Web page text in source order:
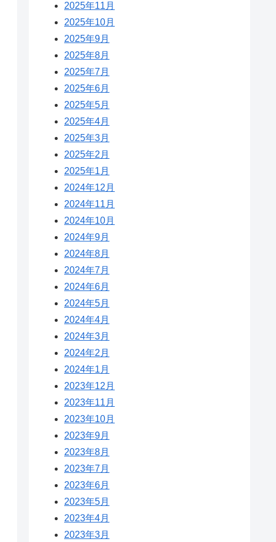
2025年11月
2025年10月
2025年9月
2025年8月
2025年7月
2025年6月
2025年5月
2025年4月
2025年3月
2025年2月
2025年1月
2024年12月
2024年11月
2024年10月
2024年9月
2024年8月
2024年7月
2024年6月
2024年5月
2024年4月
2024年3月
2024年2月
2024年1月
2023年12月
2023年11月
2023年10月
2023年9月
2023年8月
2023年7月
2023年6月
2023年5月
2023年4月
2023年3月